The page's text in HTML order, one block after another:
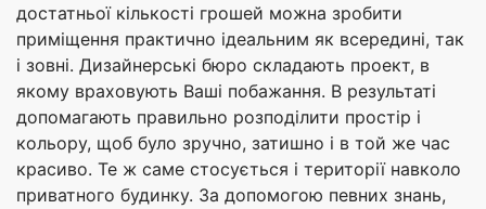
достатньої кількості грошей можна зробити
приміщення практично ідеальним як всередині, так
і зовні. Дизайнерські бюро складають проект, в
якому враховують Ваші побажання. В результаті
допомагають правильно розподілити простір і
кольору, щоб було зручно, затишно і в той же час
красиво. Те ж саме стосується і території навколо
приватного будинку. За допомогою певних знань,